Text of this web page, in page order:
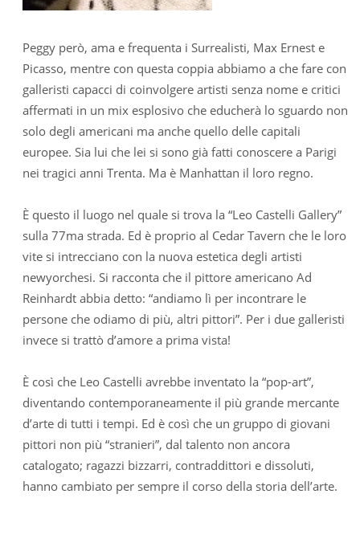
Peggy però, ama e frequenta i Surrealisti, Max Ernest e
Picasso, mentre con questa coppia abbiamo a che fare con
galleristi capacci di coinvolgere artisti senza nome e critici
affermati in un mix esplosivo che educherà lo sguardo non
solo degli americani ma anche quello delle capitali
europee. Sia lui che lei si sono già fatti conoscere a Parigi
nei tragici anni Trenta. Ma è Manhattan il loro regno.
È questo il luogo nel quale si trova la “Leo Castelli Gallery”
sulla 77ma strada. Ed è proprio al Cedar Tavern che le loro
vite si intrecciano con la nuova estetica degli artisti
newyorchesi. Si racconta che il pittore americano Ad
Reinhardt abbia detto: “andiamo lì per incontrare le
persone che odiamo di più, altri pittori”. Per i due galleristi
invece si trattò d’amore a prima vista!
È così che Leo Castelli avrebbe inventato la “pop-art”,
diventando contemporaneamente il più grande mercante
d’arte di tutti i tempi. Ed è così che un gruppo di giovani
pittori non più “stranieri”, dal talento non ancora
catalogato; ragazzi bizzarri, contraddittori e dissoluti,
hanno cambiato per sempre il corso della storia dell’arte.